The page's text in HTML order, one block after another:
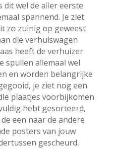
dit wel de aller eerste
spannend. Je ziet
zo zuinig op geweest
die verhuiswagen
heeft de verhuizer
spullen allemaal wel
en worden belangrijke
je ziet nog een
plaatjes voorbijkomen
hebt gesorteerd,
een naar de andere
posters van jouw
gescheurd.